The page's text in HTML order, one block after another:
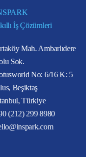
İş Çözümleri
Mah. Ambarlıdere
Sok.
No: 6/16 K: 5
Beşiktaş
Türkiye
(212) 299 8980